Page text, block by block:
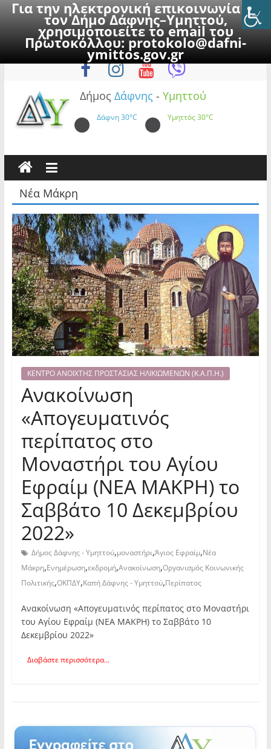
Για την ηλεκτρονική επικοινωνία με
τον Δήμο Δάφνης–Υμηττού,
χρησιμοποιείτε το email του
Πρωτοκόλλου:protokolo@dafni-
ymittos.gov.gr
to
Παρασκευή, 7 Αυγούστου 2026
Δήμος Δάφνης - Υμηττού
Δάφνη30°C Υμηττός30°C
Νέα Μάκρη
ΚΕΝΤΡΟ ΑΝΟΙΧΤΗΣ ΠΡΟΣΤΑΣΙΑΣ ΗΛΙΚΙΩΜΕΝΩΝ (Κ.Α.Π.Η.)
Ανακοίνωση
«Απογευματινός
περίπατος στο
Μοναστήρι του Αγίου
Εφραίμ (ΝΕΑ ΜΑΚΡΗ) το
Σαββάτο 10 Δεκεμβρίου
2022»
Δήμος Δάφνης - Υμηττού,μοναστήρι,Άγιος Εφραίμ,Νέα
Μάκρη,Ενημέρωση,εκδρομή,Ανακοίνωση,Οργανισμός Κοινωνικής
Πολιτικής,ΟΚΠΔΥ,Καπή Δάφνης - Υμηττού,Περίπατος
Ανακοίνωση «Απογευματινός περίπατος στο Μοναστήρι
του Αγίου Εφραίμ (ΝΕΑ ΜΑΚΡΗ) το Σαββάτο 10
Δεκεμβρίου 2022»
Διαβάστε περισσότερα...